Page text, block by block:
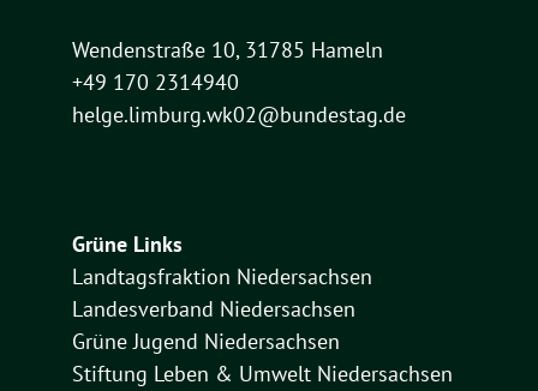
Wendenstraße 10, 31785 Hameln
+49 170 2314940
helge.limburg.wk02@bundestag.de
Grüne Links
Landtagsfraktion Niedersachsen
Landesverband Niedersachsen
Grüne Jugend Niedersachsen
Stiftung Leben & Umwelt Niedersachsen